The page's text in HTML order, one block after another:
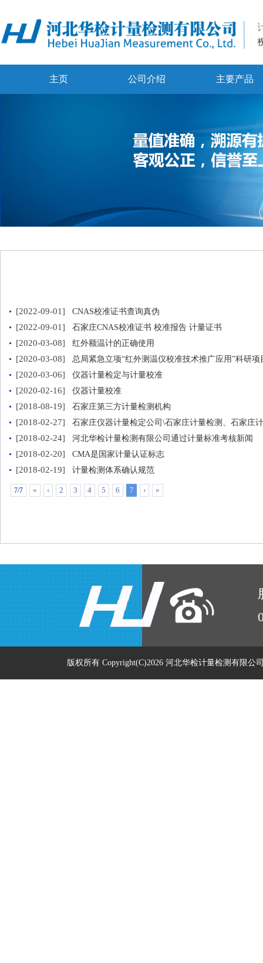
主页 公司介绍 主要产品
[2022-09-01] CNAS校准证书查询真伪
[2022-09-01] 石家庄CNAS校准证书 校准报告 计量证书
[2020-03-08] 红外额温计的正确使用
[2020-03-08] 总局紧急立项“红外测温仪校准技术推广应用”科研
[2020-03-06] 仪器计量检定与计量校准
[2020-02-16] 仪器计量校准
[2018-08-19] 石家庄第三方计量检测机构
[2018-02-27] 石家庄仪器计量检定公司\石家庄计量检测、石家庄
[2018-02-24] 河北华检计量检测有限公司通过计量标准考核新闻
[2018-02-20] CMA是国家计量认证标志
[2018-02-19] 计量检测体系确认规范
7/7 « ‹ 2 3 4 5 6 7 › »
版权所有 Copyright(C)2026 河北华检计量检测有限